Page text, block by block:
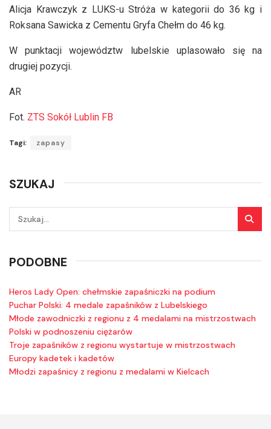
Alicja Krawczyk z LUKS-u Stróża w kategorii do 36 kg i
Roksana Sawicka z Cementu Gryfa Chełm do 46 kg.
W punktacji województw lubelskie uplasowało się na
drugiej pozycji.
AR
Fot. ZTS Sokół Lublin FB
Tagi: zapasy
SZUKAJ
PODOBNE
Heros Lady Open: chełmskie zapaśniczki na podium
Puchar Polski: 4 medale zapaśników z Lubelskiego
Młode zawodniczki z regionu z 4 medalami na mistrzostwach
Polski w podnoszeniu ciężarów
Troje zapaśników z regionu wystartuje w mistrzostwach
Europy kadetek i kadetów
Młodzi zapaśnicy z regionu z medalami w Kielcach